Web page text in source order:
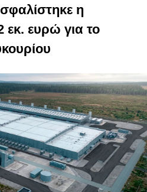
η
εκ. ευρώ για το